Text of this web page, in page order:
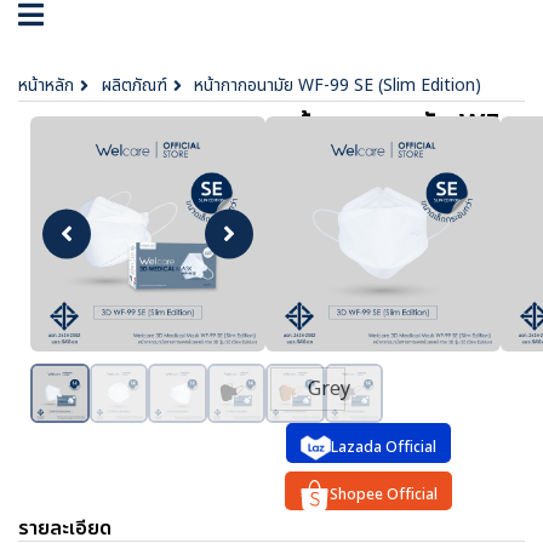
หน้าหลัก ผลิตภัณฑ์ หน้ากากอนามัย WF-99 SE (Slim Edition)
หน้ากากอนามัย WF-
99 SE (Slim
Edition)
฿ 125
White
Black Beige
Grey
Lazada Official
Shopee Official
รายละเอียด